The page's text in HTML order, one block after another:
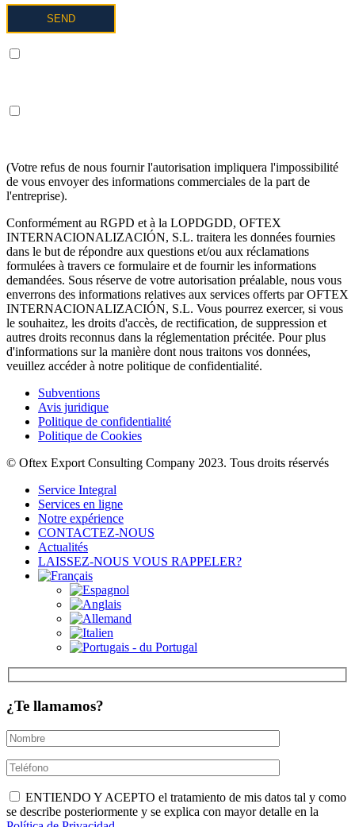
(Votre refus de nous fournir l'autorisation impliquera l'impossibilité
de vous envoyer des informations commerciales de la part de
l'entreprise).
Conformément au RGPD et à la LOPDGDD, OFTEX
INTERNACIONALIZACIÓN, S.L. traitera les données fournies
dans le but de répondre aux questions et/ou aux réclamations
formulées à travers ce formulaire et de fournir les informations
demandées. Sous réserve de votre autorisation préalable, nous vous
enverrons des informations relatives aux services offerts par OFTEX
INTERNACIONALIZACIÓN, S.L. Vous pourrez exercer, si vous
le souhaitez, les droits d'accès, de rectification, de suppression et
autres droits reconnus dans la réglementation précitée. Pour plus
d'informations sur la manière dont nous traitons vos données,
veuillez accéder à notre politique de confidentialité.
Subventions
Avis juridique
Politique de confidentialité
Politique de Cookies
© Oftex Export Consulting Company 2023. Tous droits réservés
Service Integral
Services en ligne
Notre expérience
CONTACTEZ-NOUS
Actualités
LAISSEZ-NOUS VOUS RAPPELER?
¿Te llamamos?
ENTIENDO Y ACEPTO el tratamiento de mis datos tal y como
se describe posteriormente y se explica con mayor detalle en la